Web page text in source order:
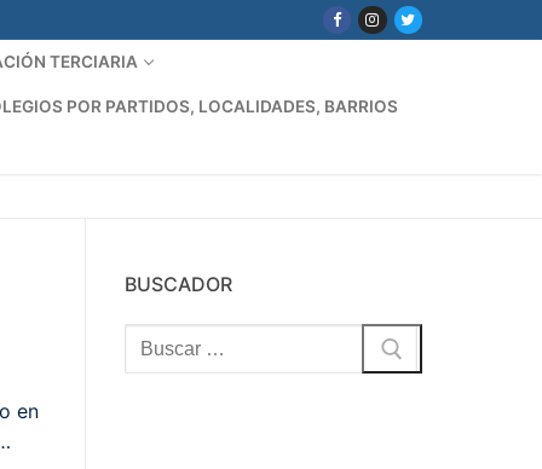
TERCIARIA
POR PARTIDOS, LOCALIDADES, BARRIOS
en
BUSCADOR
Buscar: